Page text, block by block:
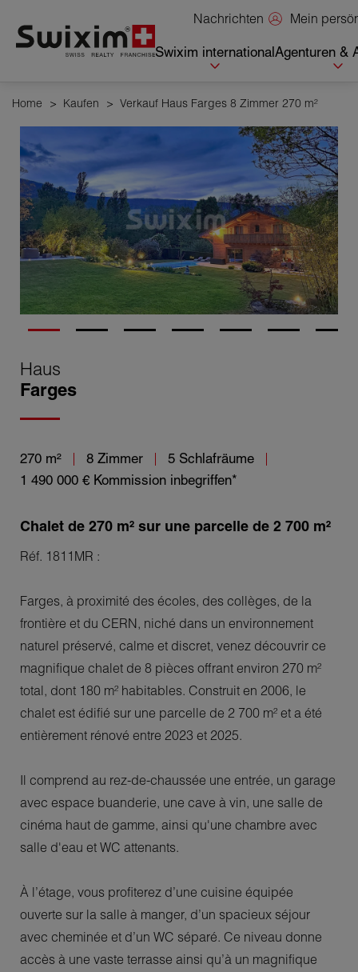
Nachrichten Mein
Swixim internationalAgenturen &
Home > Kaufen > Verkauf Haus Farges 8 Zimmer 270 m²
Haus
Farges
270 m² 8 Zimmer
5 Schlafräume
1 490 000 € Kommission inbegriffen*
Chalet de 270 m² sur une parcelle de 2 700 m²
Réf. 1811MR :
Farges, à proximité des écoles, des collèges, de la
frontière et du CERN, niché dans un environnement
naturel préservé, calme et discret, venez découvrir ce
magnifique chalet de 8 pièces offrant environ 270 m²
total, dont 180 m² habitables. Construit en 2006, le
chalet est édifié sur une parcelle de 2 700 m² et a été
entièrement rénové entre 2023 et 2025.
Il comprend au rez-de-chaussée une entrée, un garage
avec espace buanderie, une cave à vin, une salle de
cinéma haut de gamme, ainsi qu'une chambre avec
salle d'eau et WC attenants.
À l’étage, vous profiterez d’une cuisine équipée
ouverte sur la salle à manger, d’un spacieux séjour
avec cheminée et d’un WC séparé. Ce niveau donne
accès à une vaste terrasse ainsi qu’à un magnifique